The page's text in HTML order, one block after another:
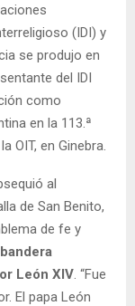
(IDI) y
se produjo en
del IDI
como
en la 113.ª
OIT, en Ginebra.
al
de San Benito,
de fe y
León XIV. “Fue
El papa León